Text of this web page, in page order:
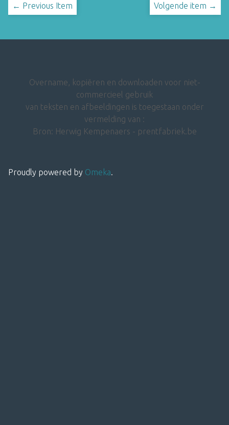
← Previous Item Volgende item →
Overname, kopiëren en downloaden voor niet-
commercieel gebruik
van teksten en afbeeldingen is toegestaan onder
vermelding van :
Bron: Herwig Kempenaers - prentfabriek.be
Proudly powered by Omeka.